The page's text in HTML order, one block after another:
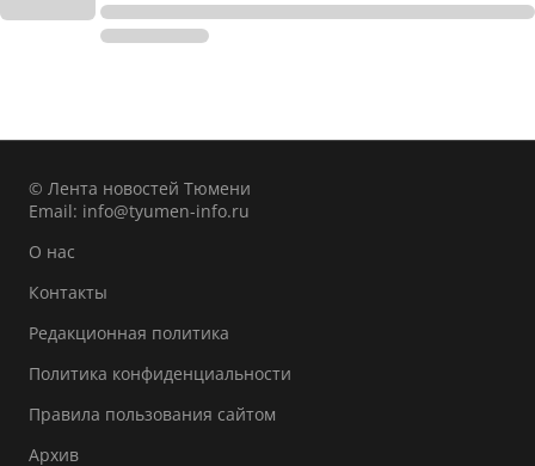
© Лента новостей Тюмени
Email: info@tyumen-info.ru
О нас
Контакты
Редакционная политика
Политика конфиденциальности
Правила пользования сайтом
Архив